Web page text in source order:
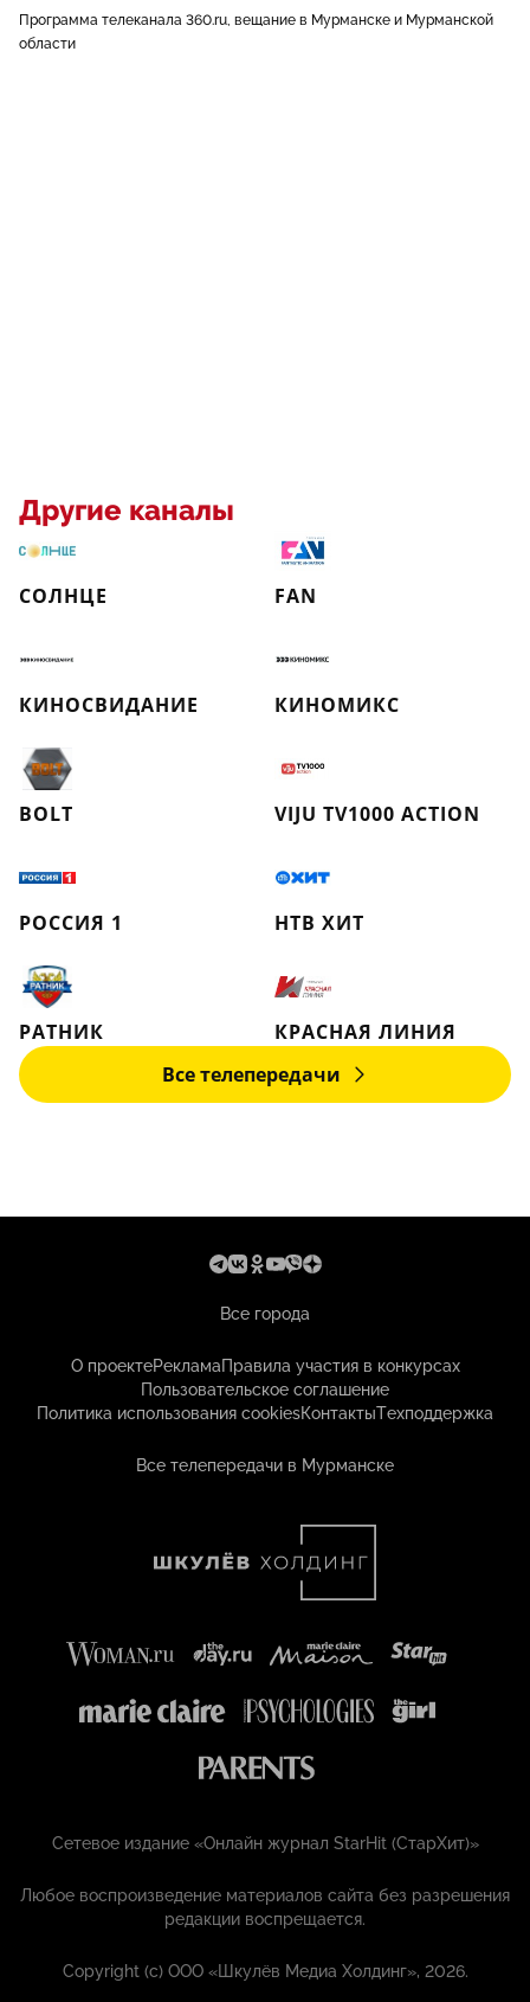
Программа телеканала 360.ru, вещание в Мурманске и Мурманской
области
Другие каналы
СОЛНЦЕ FAN
КИНОСВИДАНИЕ КИНОМИКС
BOLT VIJU TV1000 ACTION
РОССИЯ 1 НТВ ХИТ
РАТНИК
КРАСНАЯ ЛИНИЯ
Все телепередачи
Все города
О проектеРекламаПравила участия в конкурсах
Пользовательское соглашение
Политика использования cookiesКонтактыТехподдержка
Все телепередачи в Мурманске
Сетевое издание «Онлайн журнал StarHit (СтарХит)»
Любое воспроизведение материалов сайта без разрешения
редакции воспрещается.
Copyright (с) ООО «Шкулёв Медиа Холдинг», 2026.